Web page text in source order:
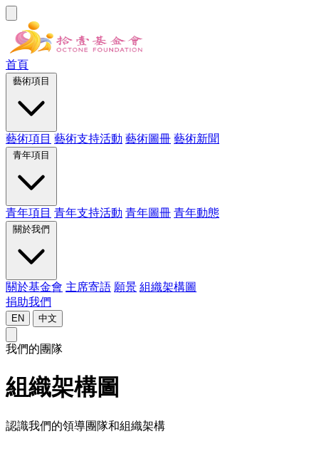
首頁
藝術項目 藝術支持活動 藝術圖冊 藝術新聞
青年項目 青年支持活動 青年圖冊 青年動態
關於基金會 主席寄語 願景 組織架構圖
捐助我們
EN 中文
我們的團隊
組織架構圖
認識我們的領導團隊和組織架構